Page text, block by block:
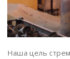
Наша цель